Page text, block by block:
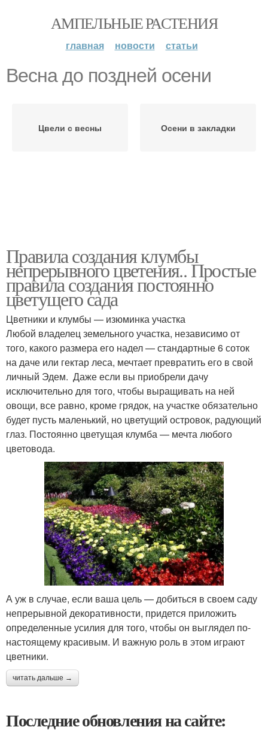
АМПЕЛЬНЫЕ РАСТЕНИЯ
главная новости статьи
Весна до поздней осени
Цвели с весны Осени в закладки
Правила создания клумбы
непрерывного цветения.. Простые
правила создания постоянно
цветущего сада
Цветники и клумбы — изюминка участка
Любой владелец земельного участка, независимо от
того, какого размера его надел — стандартные 6 соток
на даче или гектар леса, мечтает превратить его в свой
личный Эдем. Даже если вы приобрели дачу
исключительно для того, чтобы выращивать на ней
овощи, все равно, кроме грядок, на участке обязательно
будет пусть маленький, но цветущий островок, радующий
глаз. Постоянно цветущая клумба — мечта любого
цветовода.
А уж в случае, если ваша цель — добиться в своем саду
непрерывной декоративности, придется приложить
определенные усилия для того, чтобы он выглядел по-
настоящему красивым. И важную роль в этом играют
цветники.
читать дальше →
Последние обновления на сайте: